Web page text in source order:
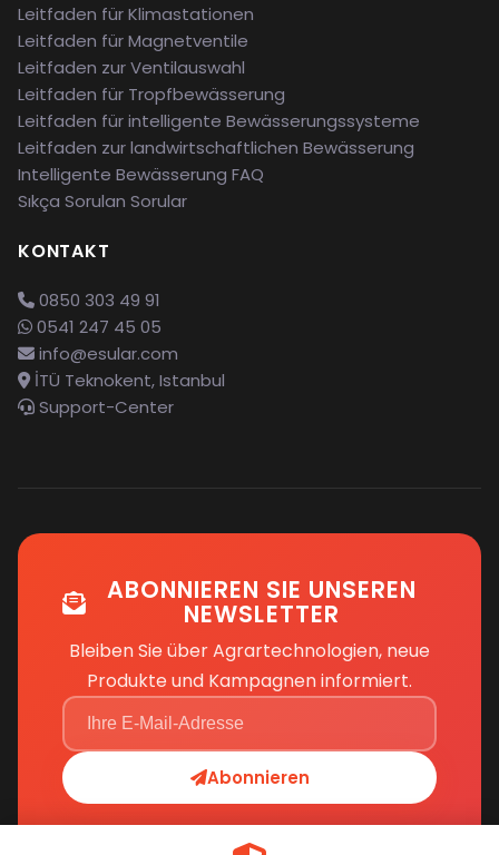
Leitfaden für Klimastationen
Leitfaden für Magnetventile
Leitfaden zur Ventilauswahl
Leitfaden für Tropfbewässerung
Leitfaden für intelligente Bewässerungssysteme
Leitfaden zur landwirtschaftlichen Bewässerung
Intelligente Bewässerung FAQ
Sıkça Sorulan Sorular
KONTAKT
0850 303 49 91
0541 247 45 05
info@esular.com
İTÜ Teknokent, Istanbul
Support-Center
ABONNIEREN SIE UNSEREN
NEWSLETTER
Bleiben Sie über Agrartechnologien, neue
Produkte und Kampagnen informiert.
Abonnieren